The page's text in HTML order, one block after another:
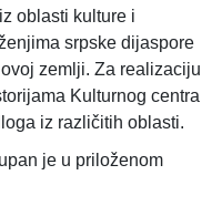
oblasti kulture i
srpske dijaspore
zemlji. Za realizaciju
Kulturnog centra
iz različitih oblasti.
je u priloženom